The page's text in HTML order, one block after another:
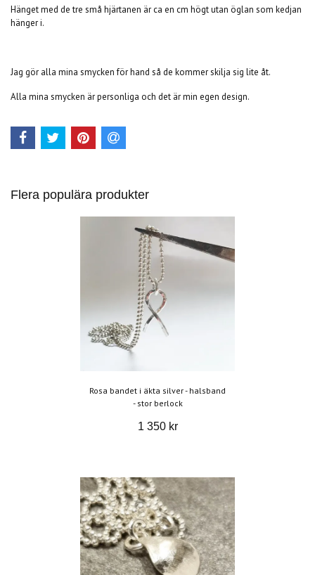
Hänget med de tre små hjärtanen är ca en cm högt utan öglan som kedjan
hänger i.
Jag gör alla mina smycken för hand så de kommer skilja sig lite åt.
Alla mina smycken är personliga och det är min egen design.
Flera populära produkter
Rosa bandet i äkta silver - halsband
- stor berlock
1 350 kr